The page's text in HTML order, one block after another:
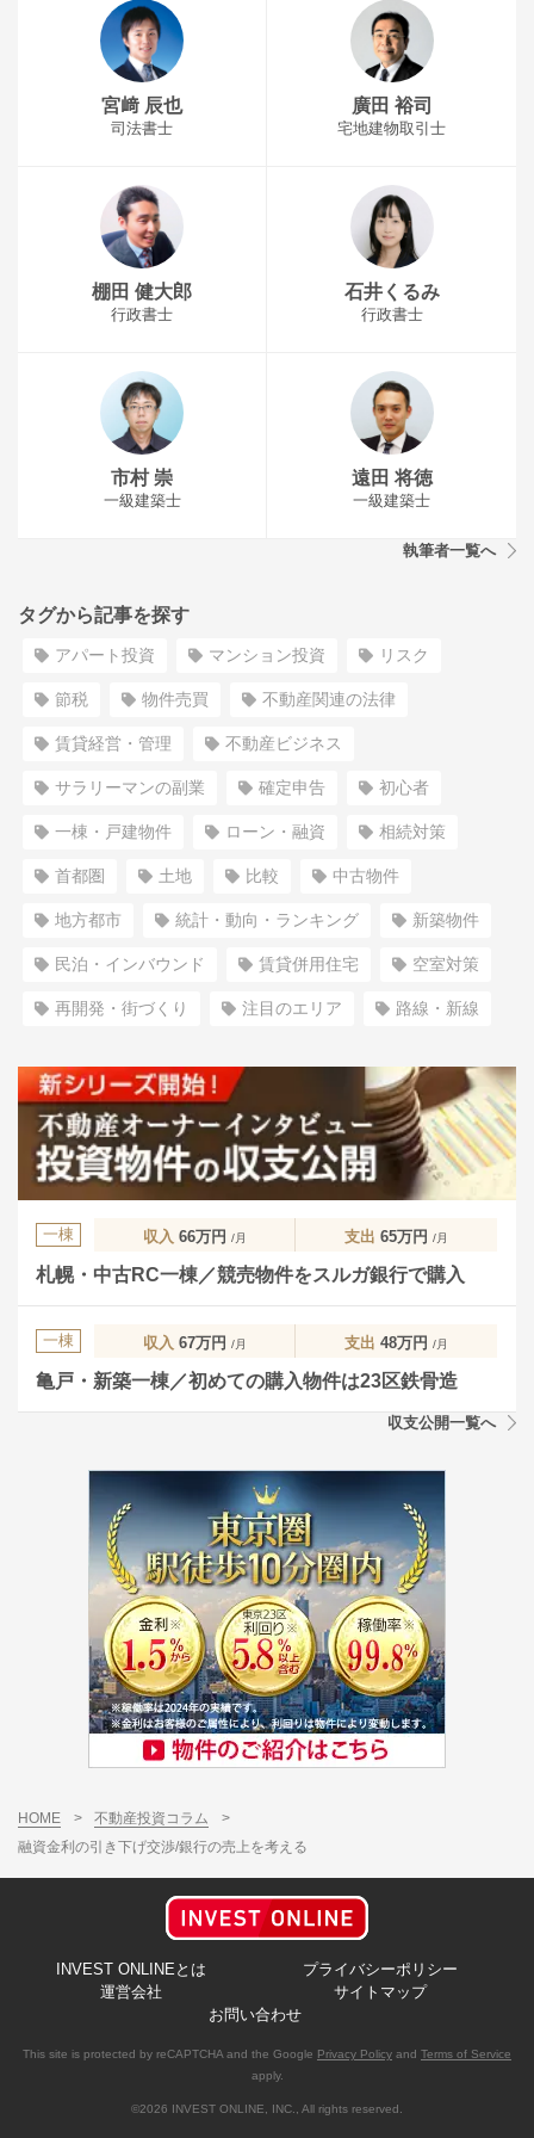
宮﨑 辰也
司法書士
廣田 裕司
宅地建物取引士
棚田 健大郎
行政書士
石井くるみ
行政書士
市村 崇
一級建築士
遠田 将徳
一級建築士
執筆者一覧へ
タグから記事を探す
アパート投資 マンション投資 リスク
節税 物件売買 不動産関連の法律
賃貸経営・管理 不動産ビジネス
サラリーマンの副業 確定申告 初心者
一棟・戸建物件 ローン・融資 相続対策
首都圏 土地 比較 中古物件
地方都市 統計・動向・ランキング 新築物件
民泊・インバウンド 賃貸併用住宅 空室対策
再開発・街づくり 注目のエリア 路線・新線
一棟 収入 66万円 /月 支出 65万円 /月
札幌・中古RC一棟／競売物件をスルガ銀行で購入
一棟 収入 67万円 /月 支出 48万円 /月
亀戸・新築一棟／初めての購入物件は23区鉄骨造
収支公開一覧へ
HOME > 不動産投資コラム
>
融資金利の引き下げ交渉/銀行の売上を考える
INVEST ONLINEとは
プライバシーポリシー
運営会社
サイトマップ
お問い合わせ
This site is protected by reCAPTCHA and the Google Privacy Policy and Terms of Service
apply.
©2026 INVEST ONLINE, INC., All rights reserved.